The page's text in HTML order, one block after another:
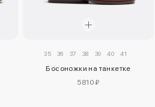
35 36 37 38 39 40 41
Босоножки на танкетке
5810 ₽